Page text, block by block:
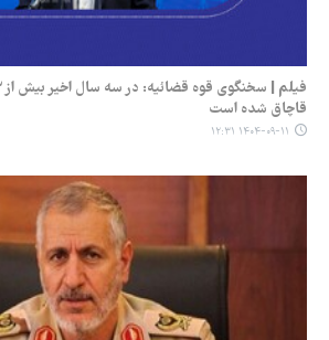
قاچاق شده است
۱۴۰۴-۰۹-۱۱ ۱۲:۳۱